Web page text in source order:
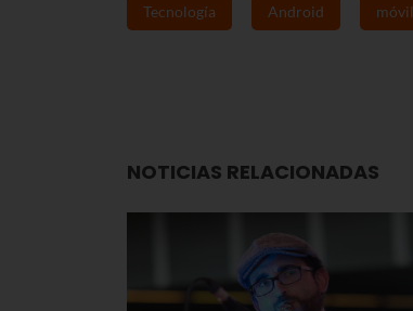
Tecnología Android móvil
NOTICIAS RELACIONADAS